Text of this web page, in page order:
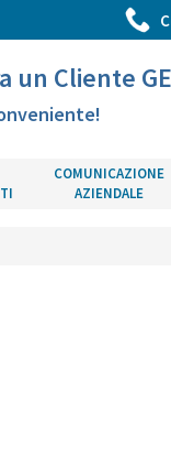
un Cliente
COMUNICAZIONE
AZIENDALE